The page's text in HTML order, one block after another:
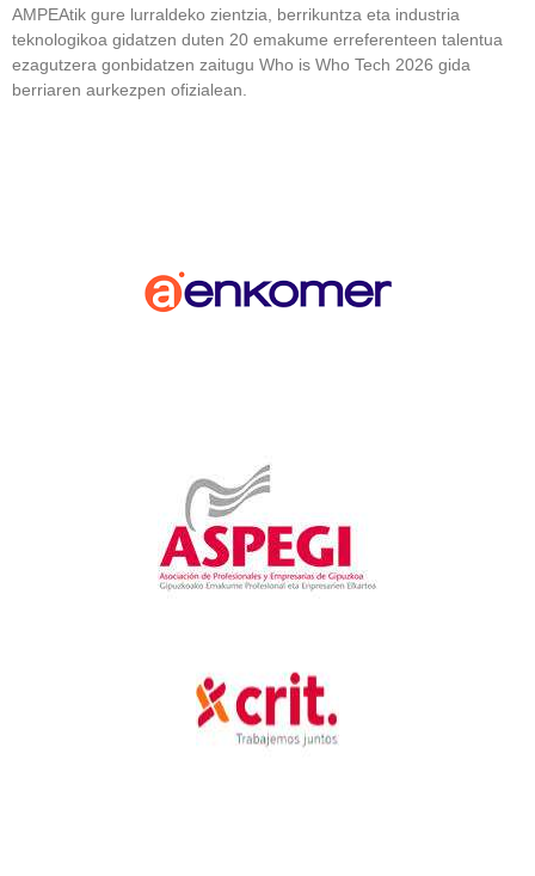
AMPEAtik gure lurraldeko zientzia, berrikuntza eta industria
teknologikoa gidatzen duten 20 emakume erreferenteen talentua
ezagutzera gonbidatzen zaitugu Who is Who Tech 2026 gida
berriaren aurkezpen ofizialean.